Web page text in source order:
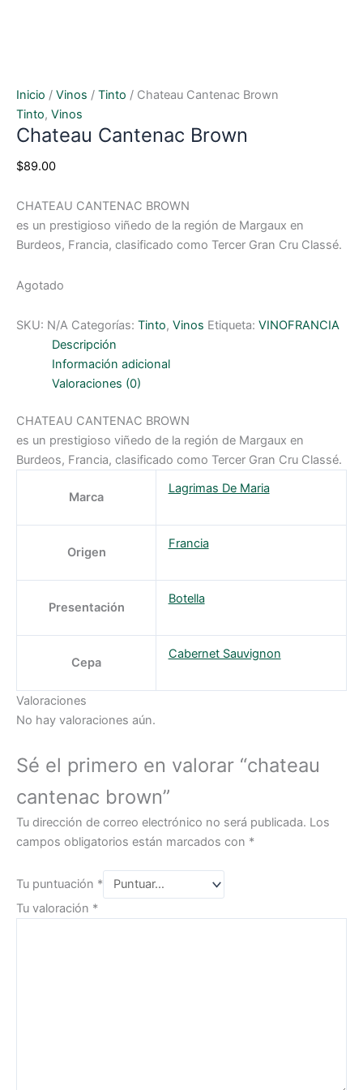
Inicio / Vinos / Tinto / Chateau Cantenac Brown
Tinto, Vinos
Chateau Cantenac Brown
$89.00
CHATEAU CANTENAC BROWN
es un prestigioso viñedo de la región de Margaux en
Burdeos, Francia, clasificado como Tercer Gran Cru Classé.
Agotado
SKU: N/A Categorías: Tinto, Vinos Etiqueta: VINOFRANCIA
Descripción
Información adicional
Valoraciones (0)
CHATEAU CANTENAC BROWN
es un prestigioso viñedo de la región de Margaux en
Burdeos, Francia, clasificado como Tercer Gran Cru Classé.
Marca
Lagrimas De Maria
Origen
Francia
Presentación
Botella
Cepa
Cabernet Sauvignon
Valoraciones
No hay valoraciones aún.
Sé el primero en valorar “chateau
cantenac brown”
Tu dirección de correo electrónico no será publicada. Los
campos obligatorios están marcados con *
Tu puntuación *
Tu valoración *